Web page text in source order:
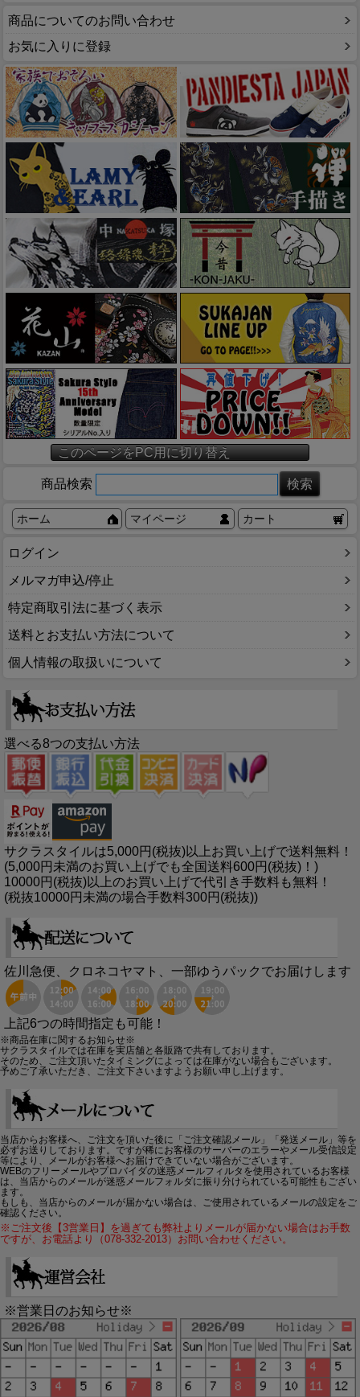
商品についてのお問い合わせ
お気に入りに登録
このページをPC用に切り替え
商品検索
ホーム マイページ カート
ログイン
メルマガ申込/停止
特定商取引法に基づく表示
送料とお支払い方法について
個人情報の取扱いについて
選べる8つの支払い方法
サクラスタイルは5,000円(税抜)以上お買い上げで送料無料！
(5,000円未満のお買い上げでも全国送料600円(税抜)！)
10000円(税抜)以上のお買い上げで代引き手数料も無料！
(税抜10000円未満の場合手数料300円(税抜))
佐川急便、クロネコヤマト、一部ゆうパックでお届けします
上記6つの時間指定も可能！
※商品在庫に関するお知らせ※
サクラスタイルでは在庫を実店舗と各販路で共有しております。
そのため、ご注文頂いたタイミングによっては在庫がない場合もございます。
予めご了承いただき、ご注文下さいますようお願い申し上げます。
当店からお客様へ、ご注文を頂いた後に「ご注文確認メール」「発送メール」等を
必ずお送りしております。ですが稀にお客様のサーバーのエラーやメール受信設定
等により、メールがお客様へお届けできていない場合がございます。
WEBのフリーメールやプロバイダの迷惑メールフィルタを使用されているお客様
は、当店からのメールが迷惑メールフォルダに振り分けられている可能性もござい
ます。
もしも、当店からのメールが届かない場合は、ご使用されているメールの設定をご
確認ください。
※ご注文後【3営業日】を過ぎても弊社よりメールが届かない場合はお手数
ですが、お電話より（078-332-2013）お問い合わせください。
※営業日のお知らせ※